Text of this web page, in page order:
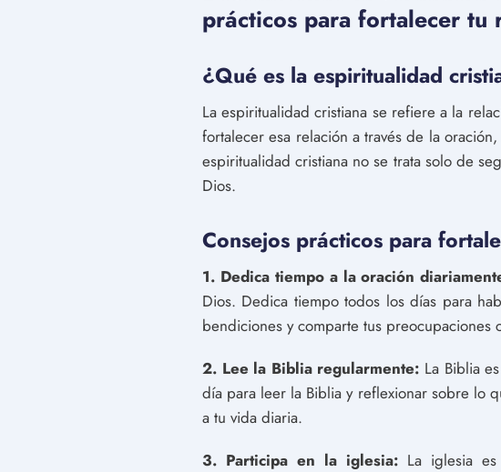
prácticos para fortalecer tu
¿Qué es la espiritualidad
La espiritualidad cristiana se refiere a la
fortalecer esa relación a través de la
espiritualidad cristiana no se trata solo de
Dios.
Consejos prácticos para
1. Dedica tiempo a la oración
Dios. Dedica tiempo todos los días para
bendiciones y comparte tus preocupaciones
2. Lee la Biblia regularmente: La Biblia
día para leer la Biblia y reflexionar sobre lo
a tu vida diaria.
3. Participa en la iglesia: La iglesia